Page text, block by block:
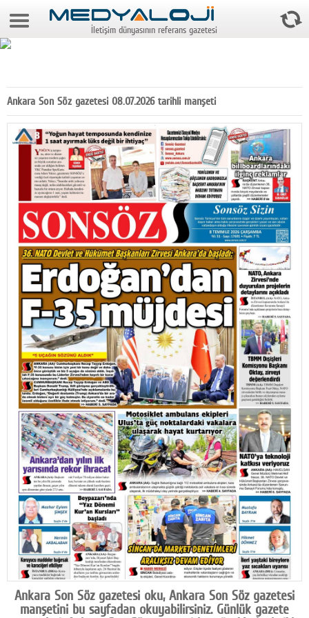
9 Ağustos 2026 5:04:32
Gazeteler
Medya
Reyting-tiraj
Teknoloji
Televizyon
Dünya
Pr
Facebook
Diziler
Karikatür
Youtube
Polemik
Reklam
Yazarlar
Künye
SOSYAL MEDYA
Facebook
Twitter
İletişim dünyasının referans gazetesi
Ankara Son Söz gazetesi 08.07.2026 tarihli manşeti
Ankara Son Söz gazetesi oku, Ankara Son Söz gazetesi
manşetini bu sayfadan okuyabilirsiniz. Günlük gazete